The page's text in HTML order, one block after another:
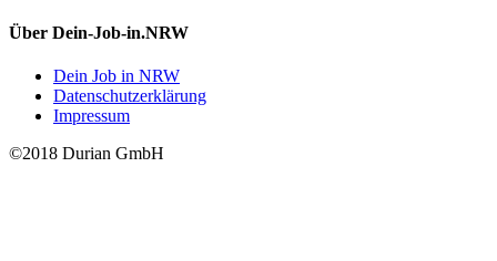
Über Dein-Job-in.NRW
Dein Job in NRW
Datenschutzerklärung
Impressum
©2018 Durian GmbH